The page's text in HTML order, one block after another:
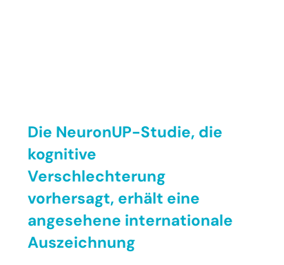
Die NeuronUP-Studie, die
kognitive
Verschlechterung
vorhersagt, erhält eine
angesehene internationale
Auszeichnung